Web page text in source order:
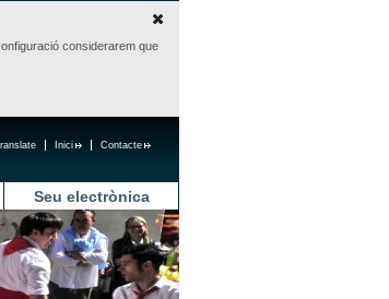
considerarem que
Contacte
Inici
Seu electrònica